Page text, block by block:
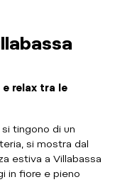
e relax tra le
tingono di un
si mostra dal
estiva a Villabassa
in fiore e pieno